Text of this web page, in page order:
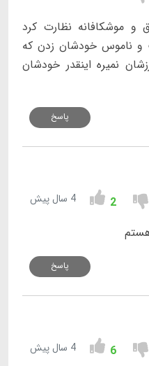
و موشکافانه نظارت کرد
ناموس خودشان زدن که
نمیره اینقدر خودشان
پاسخ
2 4 سال پیش
پاسخ
6 4 سال پیش